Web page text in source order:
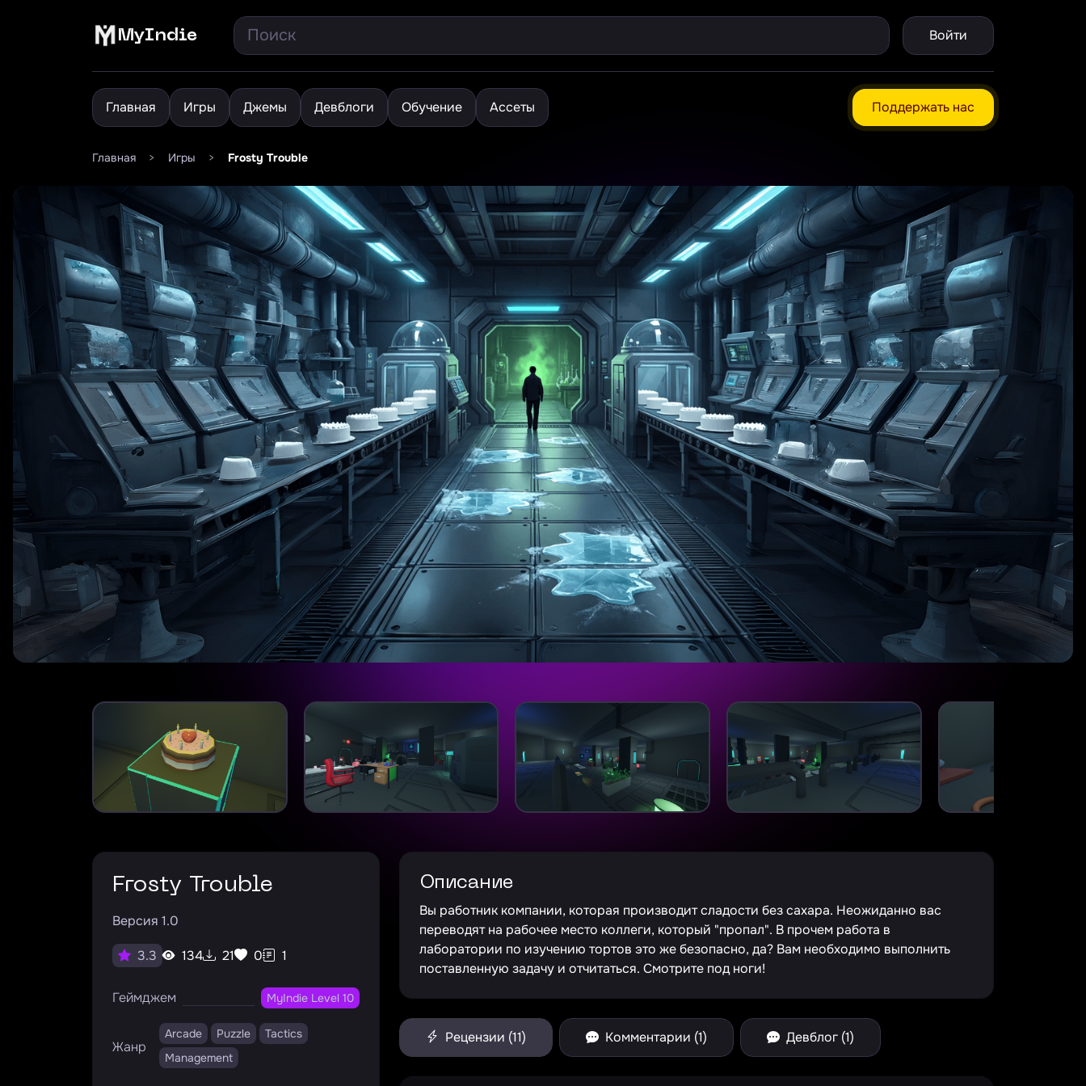
MyIndie Войти
Главная Игры Джемы Девблоги Обучение Ассеты Поддержать нас
Главная > Игры > Frosty Trouble
Frosty Trouble
Версия 1.0
3.3 134 21 0 1
Геймджем MyIndie Level 10
Жанр
Arcade Puzzle
Tactics
Management
Описание
Вы работник компании, которая производит сладости без сахара. Неожиданно вас
переводят на рабочее место коллеги, который "пропал". В прочем работа в
лаборатории по изучению тортов это же безопасно, да? Вам необходимо выполнить
поставленную задачу и отчитаться. Смотрите под ноги!
Рецензии (11) Комментарии (1) Девблог (1)